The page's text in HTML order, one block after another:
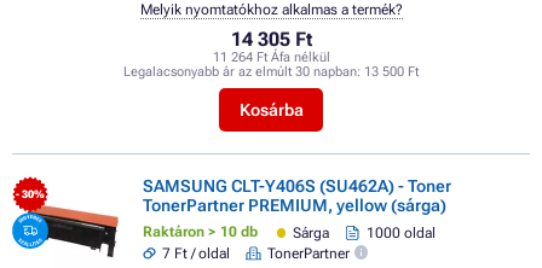
14 305 Ft
11 264 Ft Áfa nélkül
Legalacsonyabb ár az elmúlt 30 napban: 13 500 Ft
Kosárba
Melyik nyomtatókhoz alkalmas a termék?
- 30%
SAMSUNG CLT-Y406S (SU462A) - Toner
TonerPartner PREMIUM, yellow (sárga)
Raktáron > 10 db Sárga
1000 oldal
7 Ft / oldal
TonerPartner